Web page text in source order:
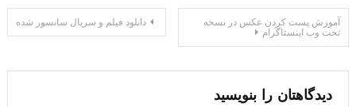
راهبری
دانلود فیلم و سریال سانسور شده آموزش پست کردن عکس در نسخه
تحت وب اینستاگرام
دیدگاهتان را بنویسید